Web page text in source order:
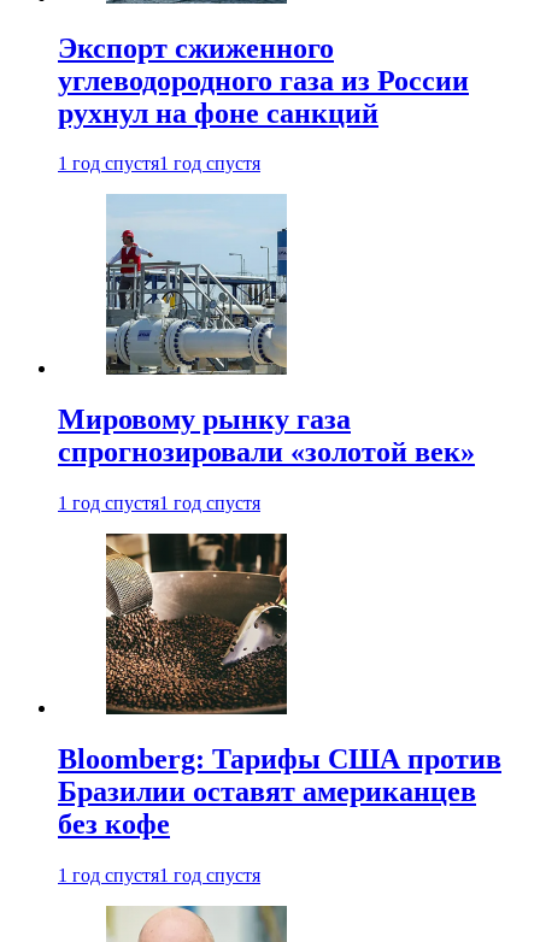
Экспорт сжиженного
углеводородного газа из России
рухнул на фоне санкций
1 год спустя1 год спустя
Мировому рынку газа
спрогнозировали «золотой век»
1 год спустя1 год спустя
Bloomberg: Тарифы США против
Бразилии оставят американцев
без кофе
1 год спустя1 год спустя